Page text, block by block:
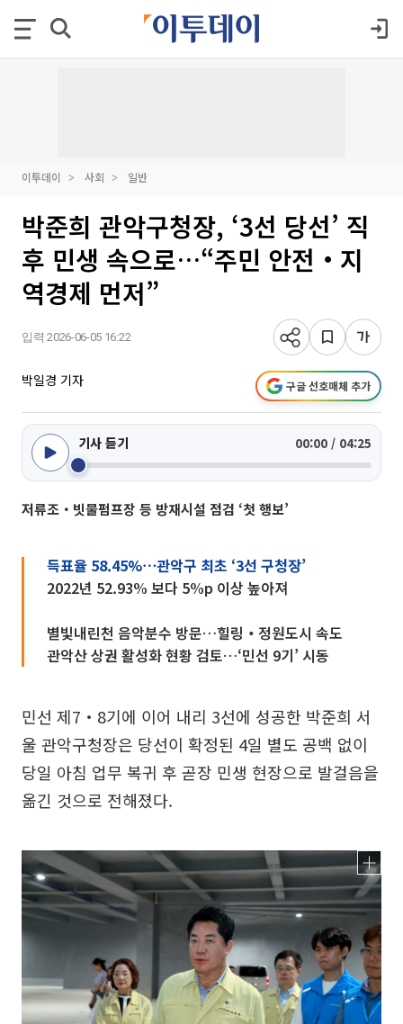
이투데이 사회 일반
박준희 관악구청장, ‘3선 당선’ 직
후 민생 속으로…“주민 안전‧지
역경제 먼저”
입력 2026-06-05 16:22
박일경 기자 구글 선호매체 추가
기사 듣기 00:00 / 04:25
저류조‧빗물펌프장 등 방재시설 점검 ‘첫 행보’
득표율 58.45%⋯관악구 최초 ‘3선 구청장’
2022년 52.93% 보다 5%p 이상 높아져
별빛내린천 음악분수 방문…힐링‧정원도시 속도
관악산 상권 활성화 현황 검토…‘민선 9기’ 시동
민선 제7‧8기에 이어 내리 3선에 성공한 박준희 서
울 관악구청장은 당선이 확정된 4일 별도 공백 없이
당일 아침 업무 복귀 후 곧장 민생 현장으로 발걸음을
옮긴 것으로 전해졌다.